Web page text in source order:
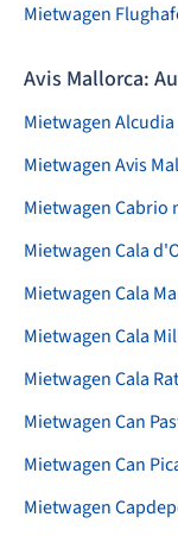
Mietwagen
Avis Mallorca:
Mietwagen Alcudia
Mietwagen Avis
Mietwagen Cabrio
Mietwagen Cala
Mietwagen Cala
Mietwagen Cala
Mietwagen Cala
Mietwagen Can
Mietwagen Can
Mietwagen